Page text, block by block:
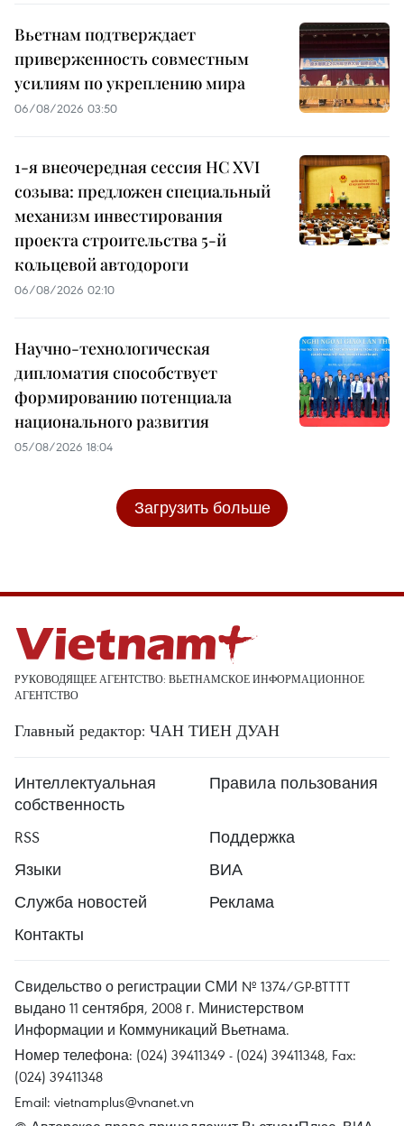
Вьетнам подтверждает
приверженность совместным
усилиям по укреплению мира
06/08/2026 03:50
1-я внеочередная сессия НС XVI
созыва: предложен специальный
механизм инвестирования
проекта строительства 5-й
кольцевой автодороги
06/08/2026 02:10
Научно-технологическая
дипломатия способствует
формированию потенциала
национального развития
05/08/2026 18:04
Загрузить больше
РУКОВОДЯЩЕЕ АГЕНТСТВО: ВЬЕТНАМСКОЕ ИНФОРМАЦИОННОЕ
АГЕНТСТВО
Главный редактор: ЧАН ТИЕН ДУАН
Интеллектуальная
собственность
Правила пользования
RSS
Поддержка
Языки
ВИА
Служба новостей
Реклама
Контакты
Свидельство о регистрации СМИ № 1374/GP-BTTTT
выдано 11 сентября, 2008 г. Министерством
Информации и Коммуникаций Вьетнама.
Номер телефона: (024) 39411349 - (024) 39411348, Fax:
(024) 39411348
Email: vietnamplus@vnanet.vn